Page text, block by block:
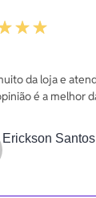
da loja e
é a melhor
Erickson Santos